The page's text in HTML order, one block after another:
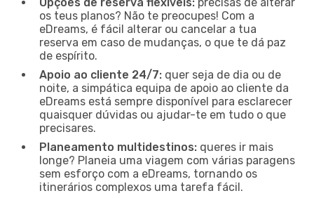
os teus planos? Não te preocupes! Com a
eDreams, é fácil alterar ou cancelar a tua
reserva em caso de mudanças, o que te dá paz
de espírito.
Apoio ao cliente 24/7: quer seja de dia ou de
noite, a simpática equipa de apoio ao cliente da
eDreams está sempre disponível para esclarecer
quaisquer dúvidas ou ajudar-te em tudo o que
precisares.
Planeamento multidestinos: queres ir mais
longe? Planeia uma viagem com várias paragens
sem esforço com a eDreams, tornando os
itinerários complexos uma tarefa fácil.